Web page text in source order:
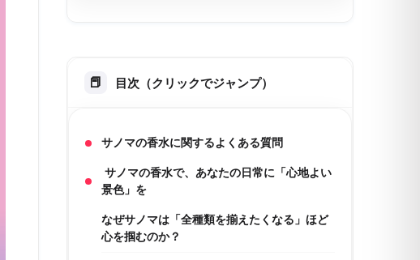
目次（クリックでジャンプ）
サノマの香水に関するよくある質問
サノマの香水で、あなたの日常に「心地よい
景色」を
なぜサノマは「全種類を揃えたくなる」ほど
心を掴むのか？